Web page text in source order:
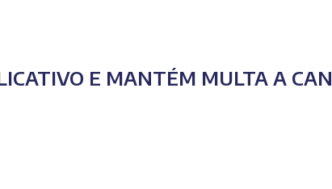
E MANTÉM MULTA A